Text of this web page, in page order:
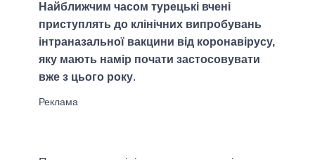
Найближчим часом турецькі вчені
приступлять до клінічних випробувань
інтраназальної вакцини від коронавірусу,
яку мають намір почати застосовувати
вже з цього року.